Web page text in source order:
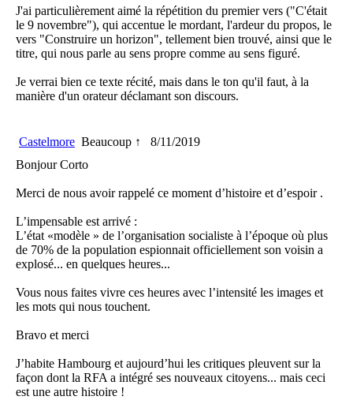
J'ai particulièrement aimé la répétition du premier vers ("C'était
le 9 novembre"), qui accentue le mordant, l'ardeur du propos, le
vers "Construire un horizon", tellement bien trouvé, ainsi que le
titre, qui nous parle au sens propre comme au sens figuré.
Je verrai bien ce texte récité, mais dans le ton qu'il faut, à la
manière d'un orateur déclamant son discours.
Castelmore Beaucoup ↑
8/11/2019
Bonjour Corto
Merci de nous avoir rappelé ce moment d’histoire et d’espoir .
L’impensable est arrivé :
L’état «modèle » de l’organisation socialiste à l’époque où plus
de 70% de la population espionnait officiellement son voisin a
explosé... en quelques heures...
Vous nous faites vivre ces heures avec l’intensité les images et
les mots qui nous touchent.
Bravo et merci
J’habite Hambourg et aujourd’hui les critiques pleuvent sur la
façon dont la RFA a intégré ses nouveaux citoyens... mais ceci
est une autre histoire !